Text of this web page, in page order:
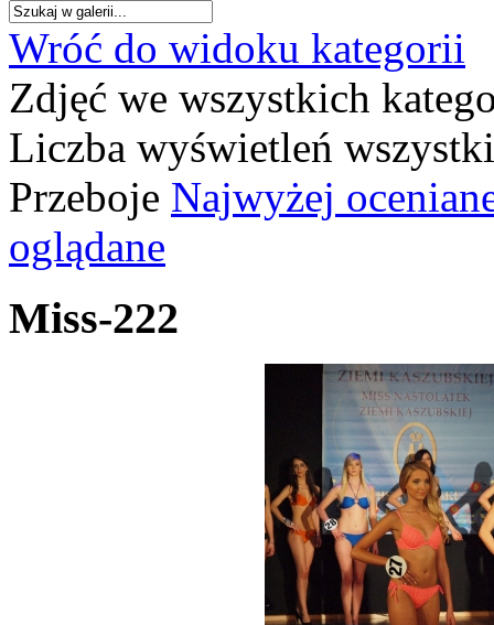
Wróć do widoku kategorii
Zdjęć we wszystkich
Liczba wyświetleń
Przeboje Najwyżej
oglądane
Miss-222